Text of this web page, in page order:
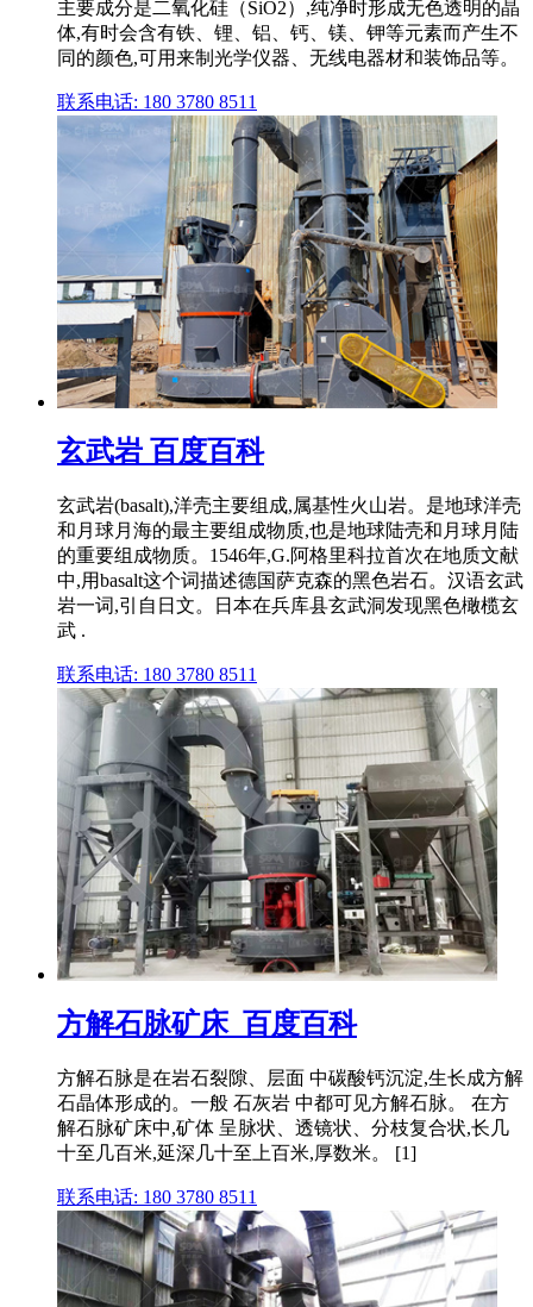
主要成分是二氧化硅（SiO2）,纯净时形成无色透明的晶
体,有时会含有铁、锂、铝、钙、镁、钾等元素而产生不
同的颜色,可用来制光学仪器、无线电器材和装饰品等。
联系电话: 180 3780 8511
玄武岩 百度百科
玄武岩(basalt),洋壳主要组成,属基性火山岩。是地球洋壳
和月球月海的最主要组成物质,也是地球陆壳和月球月陆
的重要组成物质。1546年,G.阿格里科拉首次在地质文献
中,用basalt这个词描述德国萨克森的黑色岩石。汉语玄武
岩一词,引自日文。日本在兵库县玄武洞发现黑色橄榄玄
武 .
联系电话: 180 3780 8511
方解石脉矿床_百度百科
方解石脉是在岩石裂隙、层面 中碳酸钙沉淀,生长成方解
石晶体形成的。一般 石灰岩 中都可见方解石脉。 在方
解石脉矿床中,矿体 呈脉状、透镜状、分枝复合状,长几
十至几百米,延深几十至上百米,厚数米。 [1]
联系电话: 180 3780 8511